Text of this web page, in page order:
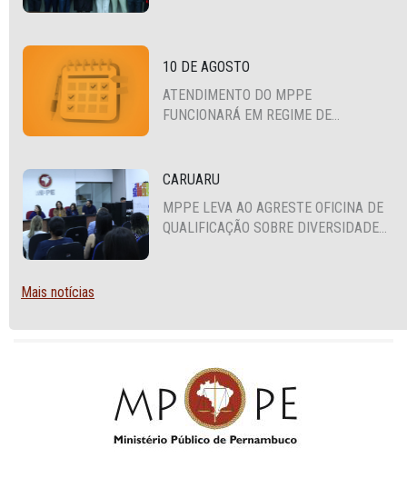
10 DE AGOSTO
ATENDIMENTO DO MPPE
FUNCIONARÁ EM REGIME DE
CARUARU
MPPE LEVA AO AGRESTE OFICINA DE
QUALIFICAÇÃO SOBRE DIVERSIDADE
Mais notícias